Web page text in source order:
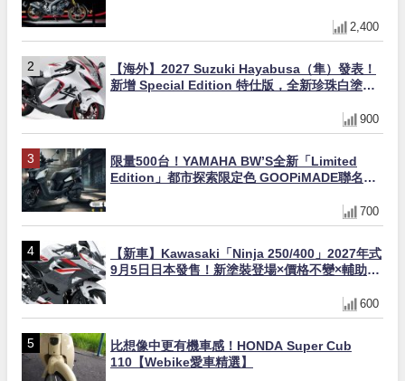
2,400
【海外】2027 Suzuki Hayabusa（隼）發表！
新增 Special Edition 特仕版，全新珍珠白塗裝
900
限量500台！YAMAHA BW’S全新「Limited
Edition」都市探索限定色 GOOPiMADE聯名包
700
【新車】Kawasaki「Ninja 250/400」2027年式
9月5日日本發售！新塗裝登場×價格不變×輔助滑
600
比想像中更有機車感！HONDA Super Cub
110【Webike愛車精選】